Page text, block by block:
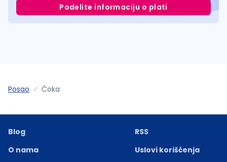
Podelite informaciju o plati
Posao Čoka
Blog
O nama
RSS
Uslovi korišćenja